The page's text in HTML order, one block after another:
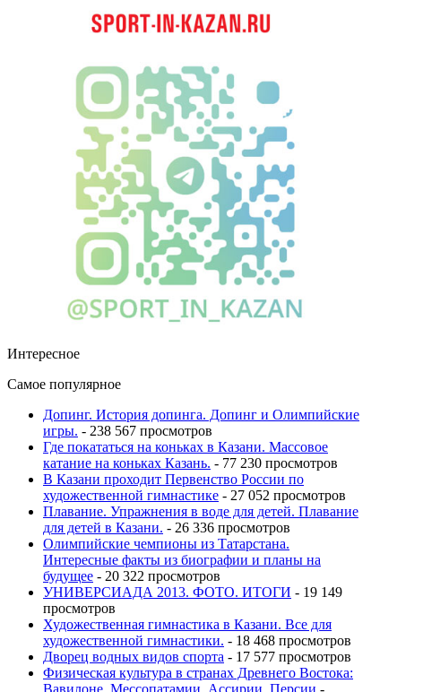
Интересное
Самое популярное
Допинг. История допинга. Допинг и Олимпийские
игры. - 238 567 просмотров
Где покататься на коньках в Казани. Массовое
катание на коньках Казань. - 77 230 просмотров
В Казани проходит Первенство России по
художественной гимнастике - 27 052 просмотров
Плавание. Упражнения в воде для детей. Плавание
для детей в Казани. - 26 336 просмотров
Олимпийские чемпионы из Татарстана.
Интересные факты из биографии и планы на
будущее - 20 322 просмотров
УНИВЕРСИАДА 2013. ФОТО. ИТОГИ - 19 149
просмотров
Художественная гимнастика в Казани. Все для
художественной гимнастики. - 18 468 просмотров
Дворец водных видов спорта - 17 577 просмотров
Физическая культура в странах Древнего Востока:
Вавилоне, Мессопатамии, Ассирии, Персии -